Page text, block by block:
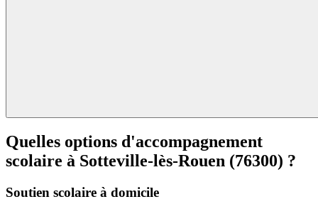
Quelles options d'accompagnement
scolaire à Sotteville-lès-Rouen (76300) ?
Soutien scolaire à domicile